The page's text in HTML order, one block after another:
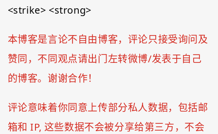
<strike> <strong>
本博客是言论不自由博客，评论只接受询问及
赞同，不同观点请出门左转微博/发表于自己
的博客。谢谢合作！
评论意味着你同意上传部分私人数据，包括邮
箱和 IP, 这些数据不会被分享给第三方，不会